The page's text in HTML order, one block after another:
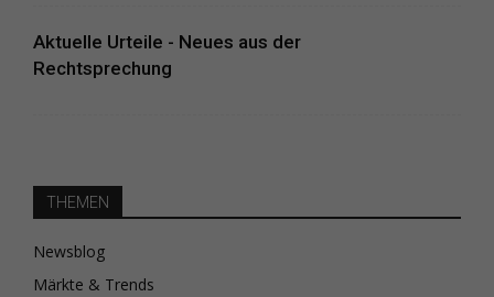
Aktuelle Urteile - Neues aus der
Rechtsprechung
THEMEN
Newsblog
Märkte & Trends